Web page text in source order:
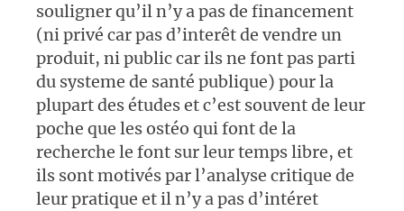
souligner qu’il n’y a pas de financement
(ni privé car pas d’interêt de vendre un
produit, ni public car ils ne font pas parti
du systeme de santé publique) pour la
plupart des études et c’est souvent de leur
poche que les ostéo qui font de la
recherche le font sur leur temps libre, et
ils sont motivés par l’analyse critique de
leur pratique et il n’y a pas d’intéret